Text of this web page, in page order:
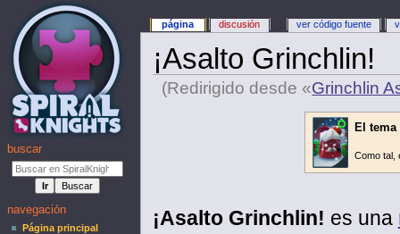
¡Asalto Grinchlin!
(Redirigido desde «Grinchlin
El
Como tal,
¡Asalto Grinchlin! es una
página discusión ver código fuente
buscar
navegación
Página principal